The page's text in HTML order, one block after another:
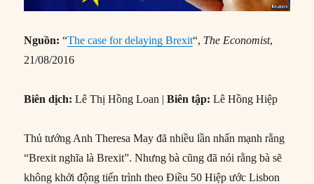
Nguồn: “The case for delaying Brexit“, The Economist,
21/08/2016
Biên dịch: Lê Thị Hồng Loan |Biên tập: Lê Hồng Hiệp
Thủ tướng Anh Theresa May đã nhiều lần nhấn mạnh rằng
“Brexit nghĩa là Brexit”. Nhưng bà cũng đã nói rằng bà sẽ
không khởi động tiến trình theo Điều 50 Hiệp ước Lisbon